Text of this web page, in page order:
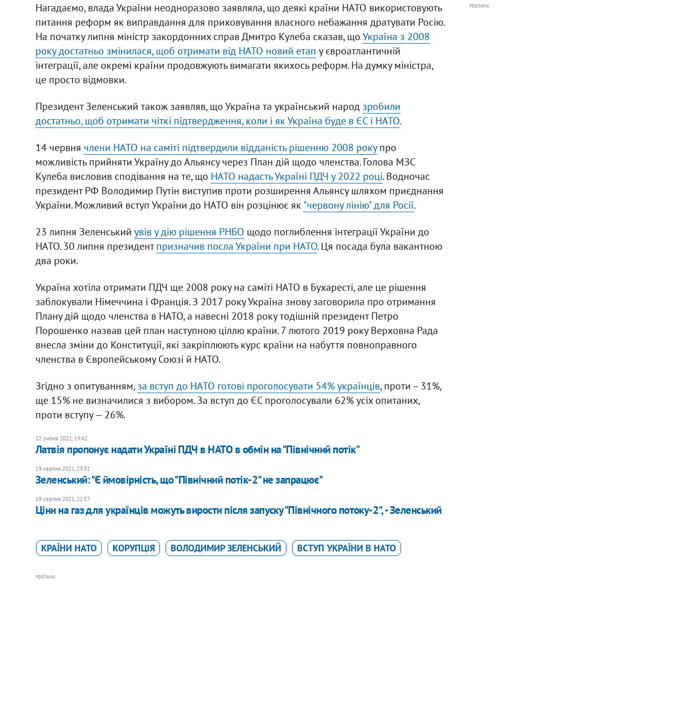
Нагадаємо, влада України неодноразово заявляла, що деякі країни НАТО використовують
питання реформ як виправдання для приховування власного небажання дратувати Росію.
На початку липня міністр закордонних справ Дмитро Кулеба сказав, щоУкраїна з 2008
року достатньо змінилася, щоб отримати від НАТО новий етап у євроатлантичній
інтеграції, але окремі країни продовжують вимагати якихось реформ. На думку міністра,
це просто відмовки.
Президент Зеленський також заявляв, що Україна та український народ зробили
достатньо, щоб отримати чіткі підтвердження, коли і як Україна буде в ЄС і НАТО.
14 червня члени НАТО на саміті підтвердили відданість рішенню 2008 рокупро
можливість прийняти Україну до Альянсу через План дій щодо членства. Голова МЗС
Кулеба висловив сподівання на те, що НАТО надасть Україні ПДЧ у 2022 році. Водночас
президент РФ Володимир Путін виступив проти розширення Альянсу шляхом приєднання
України. Можливий вступ України до НАТО він розцінює як "червону лінію" для Росії.
23 липня Зеленський увів у дію рішення РНБО щодо поглиблення інтеграції України до
НАТО. 30 липня президентпризначив посла України при НАТО. Ця посада була вакантною
два роки.
Україна хотіла отримати ПДЧ ще 2008 року на саміті НАТО в Бухаресті, але це рішення
заблокували Німеччина і Франція. З 2017 року Україна знову заговорила про отримання
Плану дій щодо членства в НАТО, а навесні 2018 року тодішній президент Петро
Порошенко назвав цей план наступною ціллю країни. 7 лютого 2019 року Верховна Рада
внесла зміни до Конституції, які закріплюють курс країни на набуття повноправного
членства в Європейському Союзі й НАТО.
Згідно з опитуванням,за вступ до НАТО готові проголосувати 54% українців, проти – 31%,
ще 15% не визначилися з вибором. За вступ до ЄС проголосували 62% усіх опитаних,
проти вступу — 26%.
22 липня 2021, 19:42
Латвія пропонує надати Україні ПДЧ в НАТО в обмін на "Північний потік"
19 серпня 2021, 23:31
Зеленський: "Є ймовірність, що "Північний потік-2" не запрацює"
19 серпня 2021, 22:57
Ціни на газ для українців можуть вирости після запуску "Північного потоку-2", - Зеленський
КРАЇНИ НАТО КОРУПЦІЯ ВОЛОДИМИР ЗЕЛЕНСЬКИЙ ВСТУП УКРАЇНИ В НАТО
РЕКЛАМА
РЕКЛАМА